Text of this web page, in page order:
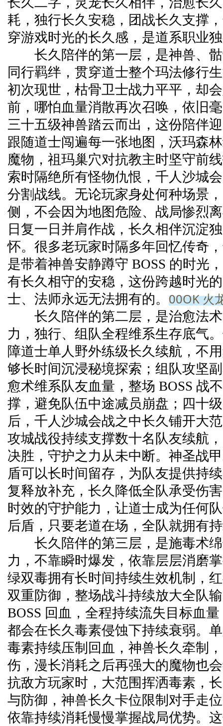
耗，独行长久安稳，团战长久支撑
穿游戏时光的长久感，是道系职业
长久陪伴的第一层，是神兽、骷
同行羁绊，贯穿道士整个玛法修行
初次现世，枯骨卫士战力平平，却
前，哪怕血量消散再次召唤，依旧
三十五级神兽踏云而出，这份陪伴
跟随道士闯遍每一张地图，沃玛森
魔物，祖玛巢穴对抗教主时坚守前
索时隔绝所有怪物仇恨，千人沙城
分割战线。无论玩家身处何种场景
侧，不会因为地图危险、战局惨烈
日复一日并肩作战，长久相伴沉淀
怀。很多老玩家时隔多年回忆传奇
是带着神兽安静蹲守 BOSS 的时光
有长久相守的安稳，这份跨越时光
士、法师永远无法拥有的。 00OK 火
长久陪伴的第二层，是治愈法术
力，独行、组队全程维系生存底气
障道士单人野外练级长久续航，不
够长时间沉浸秘境探索；组队攻坚
愈术维系队友血量，整场 BOSS 战
撑，避免队伍中途减员崩盘；四十
后，千人沙城会战之中长久铺开大
攻城战役持续支撑数十名队友续航
决胜，守护之力从未中断。神圣战
盾可以长时间留存，为队友提供持
复释放补充，长久降低全队承受伤
时效的守护能力，让道士成为任何
后盾，只要老道在场，全队就拥有
长久陪伴的第三层，是施毒术绵
力，不靠瞬时爆发，依靠层层消磨
绿双毒拥有长时间持续生效机制，
双重防御，整场战斗持续放大全队
BOSS 回血，全程持续流失目标血
都会在长久毒素侵蚀下持续衰弱。
毒素持续压制回血，神兽长久牵制
伤，漫长消耗之后再强大的魔物也
抗敌方玩家时，大范围挥洒毒素，
与防御，神兽长久卡位限制对手走
依靠持续消耗慢慢掌握战局优势。